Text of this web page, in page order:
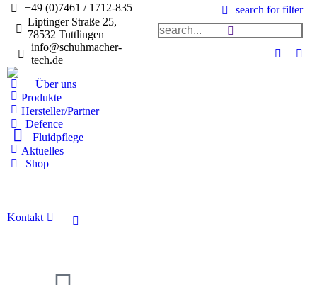
+49 (0)7461 / 1712-835
Liptinger Straße 25,
78532 Tuttlingen
info@schuhmacher-
tech.de
search for filter
Über uns
Produkte
Hersteller/Partner
Defence
Fluidpflege
Aktuelles
Shop
Kontakt